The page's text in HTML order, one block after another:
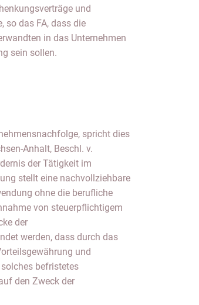
und
so das FA, dass die
in das Unternehmen
sein sollen.
spricht dies
Anhalt, Beschl. v.
der Tätigkeit im
stellt eine nachvollziehbare
ohne die berufliche
von steuerpflichtigem
der
werden, dass durch das
und
befristetes
den Zweck der